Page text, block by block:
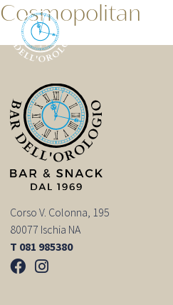
Cosmopolitan
Corso V. Colonna, 195
80077 Ischia NA
T 081 985380